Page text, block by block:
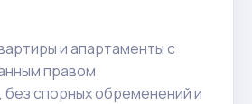
и апартаменты с
правом
без спорных обременений и